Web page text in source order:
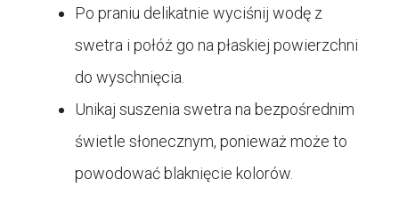
Po praniu delikatnie wyciśnij wodę z
swetra i połóż go na płaskiej powierzchni
do wyschnięcia.
Unikaj suszenia swetra na bezpośrednim
świetle słonecznym, ponieważ może to
powodować blaknięcie kolorów.